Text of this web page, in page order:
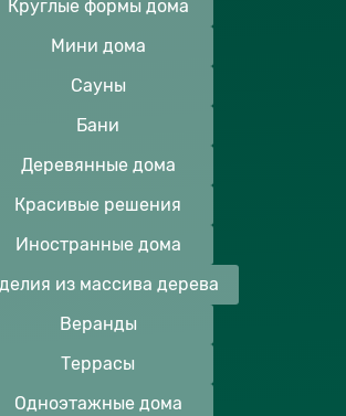
Круглые формы дома
Мини дома
Сауны
Бани
Деревянные дома
Красивые решения
Иностранные дома
из массива дерева
Веранды
Террасы
Одноэтажные дома